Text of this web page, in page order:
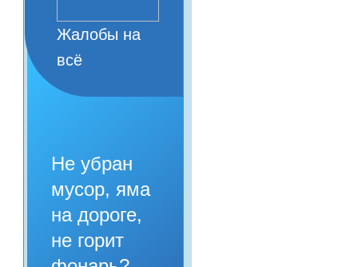
Жалобы на
всё
Не убран
мусор, яма
на дороге,
не горит